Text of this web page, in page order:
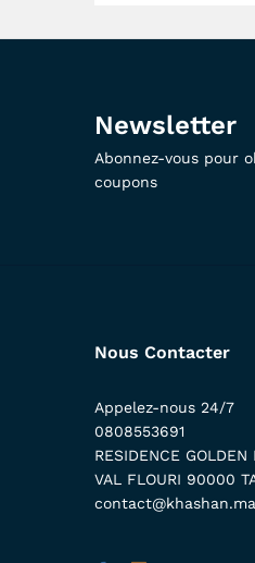
Newsletter
Abonnez-vous pour
coupons
Nous Contacter
Appelez-nous 24/7
0808553691
RESIDENCE
VAL FLOURI 90000
contact@khashan.ma